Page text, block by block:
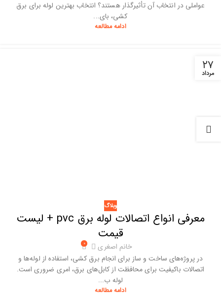
عواملی در انتخاب آن تأثیرگذار هستند؟ انتخاب بهترین لوله برای برق‌
کشی، بای...
ادامه مطالعه
۲۷
مرداد
وبلاگ
معرفی انواع اتصالات لوله برق pvc + لیست
قیمت
خانم اصغری ۰
در پروژه‌های ساخت و ‌ساز برای انجام برق ‌کشی، استفاده از لوله‌ها و
اتصالات باکیفیت برای محافظت از کابل‌های برق، امری ضروری است.
لوله ب...
ادامه مطالعه